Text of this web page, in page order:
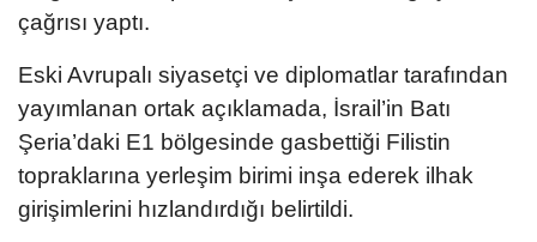
çağrısı yaptı.
Eski Avrupalı siyasetçi ve diplomatlar tarafından
yayımlanan ortak açıklamada, İsrail’in Batı
Şeria’daki E1 bölgesinde gasbettiği Filistin
topraklarına yerleşim birimi inşa ederek ilhak
girişimlerini hızlandırdığı belirtildi.